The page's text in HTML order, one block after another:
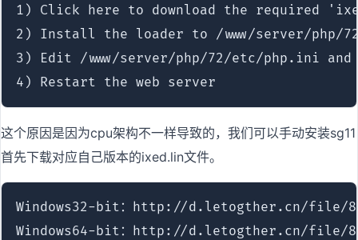
1) Click here to download the required
2) Install the loader to /www/server/php/
3) Edit /www/server/php/72/etc/php.ini
4) Restart the web server
这个原因是因为cpu架构不一样导致的，我们可以手动安装sg11
首先下载对应自己版本的ixed.lin文件。
Windows32-bit：http://d.letogther.cn/file/
Windows64-bit：http://d.letogther.cn/file/